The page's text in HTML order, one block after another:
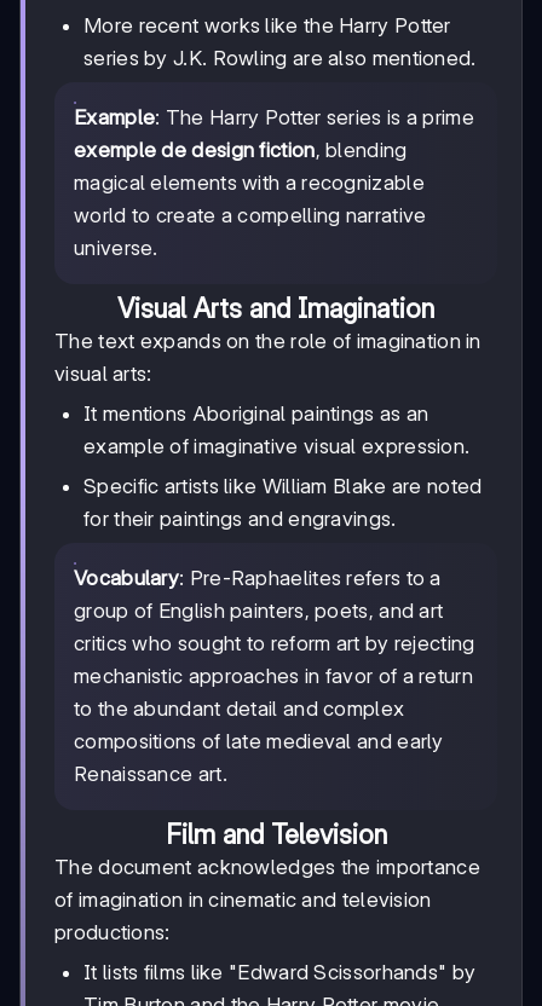
More recent works like the Harry Potter
series by J.K. Rowling are also mentioned.
Example: The Harry Potter series is a prime
exemple de design fiction, blending
magical elements with a recognizable
world to create a compelling narrative
universe.
Visual Arts and Imagination
The text expands on the role of imagination in
visual arts:
It mentions Aboriginal paintings as an
example of imaginative visual expression.
Specific artists like William Blake are noted
for their paintings and engravings.
Vocabulary: Pre-Raphaelites refers to a
group of English painters, poets, and art
critics who sought to reform art by rejecting
mechanistic approaches in favor of a return
to the abundant detail and complex
compositions of late medieval and early
Renaissance art.
Film and Television
The document acknowledges the importance
of imagination in cinematic and television
productions:
It lists films like "Edward Scissorhands" by